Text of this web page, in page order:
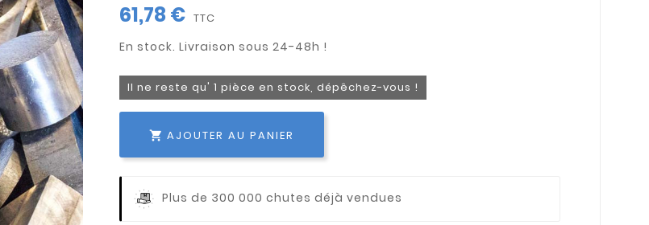
61,78 € TTC
Il ne reste qu' 1 pièce en stock, dépêchez-vous !
 AJOUTER AU PANIER
Plus de 300 000 chutes déjà vendues